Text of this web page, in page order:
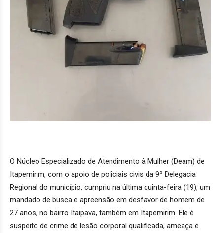
O Núcleo Especializado de Atendimento à Mulher (Deam) de
Itapemirim, com o apoio de policiais civis da 9ª Delegacia
Regional do município, cumpriu na última quinta-feira (19), um
mandado de busca e apreensão em desfavor de homem de
27 anos, no bairro Itaipava, também em Itapemirim. Ele é
suspeito de crime de lesão corporal qualificada, ameaça e